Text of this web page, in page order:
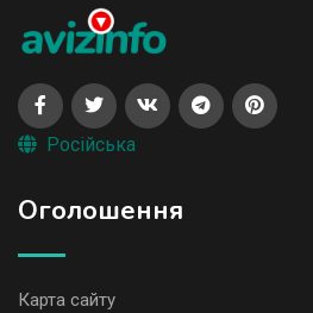
Російська
Оголошення
Карта сайту